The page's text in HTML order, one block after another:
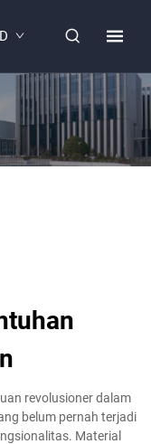
revolusioner dalam
belum pernah terjadi
Material